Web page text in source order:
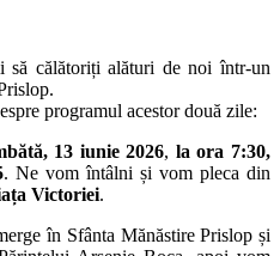
călătoriți alături de noi într-un
programul acestor două zile:
13 iunie 2026, la ora 7:30,
. Ne vom întâlni și vom pleca din
Victoriei.
în Sfânta Mănăstire Prislop și